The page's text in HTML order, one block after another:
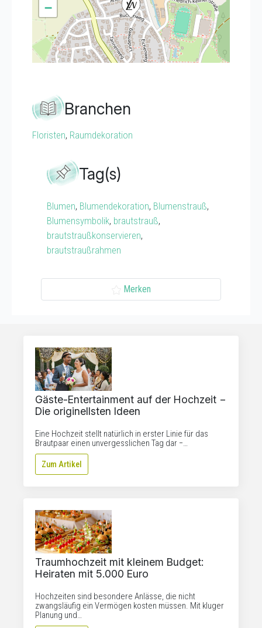
−
Branchen
Floristen, Raumdekoration
Tag(s)
Blumen, Blumendekoration, Blumenstrauß,
Blumensymbolik, brautstrauß,
brautstraußkonservieren,
brautstraußrahmen
Merken
Gäste-Entertainment auf der Hochzeit −
Die originellsten Ideen
Eine Hochzeit stellt natürlich in erster Linie für das
Brautpaar einen unvergesslichen Tag dar −…
Zum Artikel
Traumhochzeit mit kleinem Budget:
Heiraten mit 5.000 Euro
Hochzeiten sind besondere Anlässe, die nicht
zwangsläufig ein Vermögen kosten müssen. Mit kluger
Planung und…